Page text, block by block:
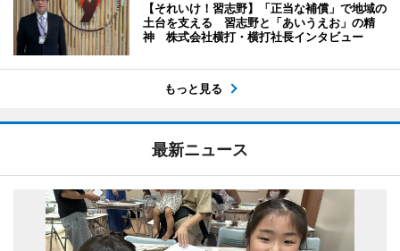
【それいけ！習志野】「正当な補償」で地域の
土台を支える 習志野と「あいうえお」の精
神 株式会社横打・横打社長インタビュー
もっと見る
最新ニュース